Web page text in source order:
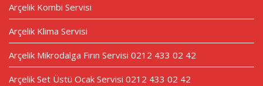
Arçelik Kombi Servisi
Arçelik Klima Servisi
Arçelik Mikrodalga Fırın Servisi 0212 433 02 42
Arçelik Set Üstü Ocak Servisi 0212 433 02 42